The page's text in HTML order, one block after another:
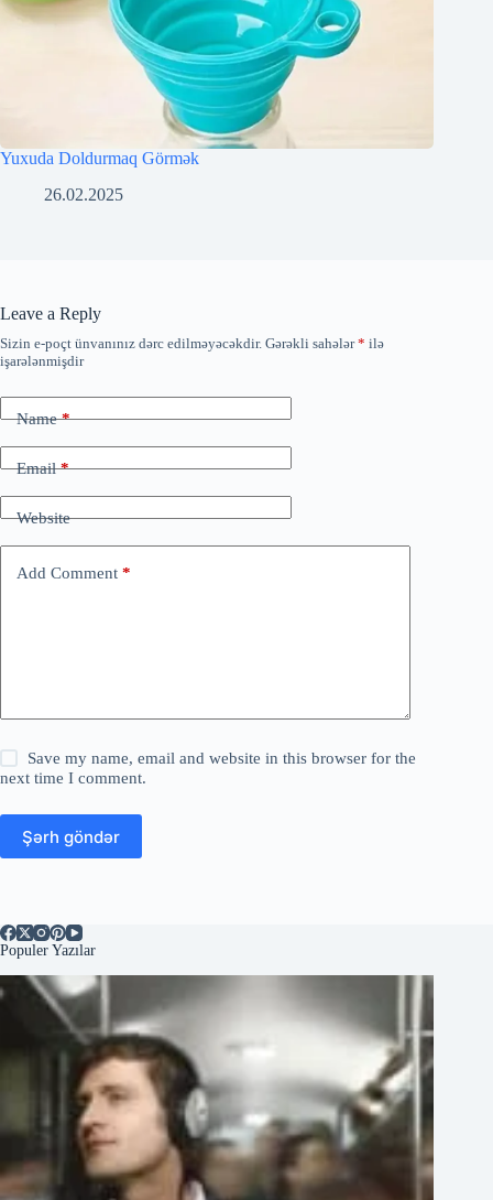
Yuxuda Doldurmaq Görmək
26.02.2025
Leave a Reply
Sizin e-poçt ünvanınız dərc edilməyəcəkdir. Gərəkli sahələr* ilə
işarələnmişdir
Name*
Email*
Website
Add Comment *
Save my name, email and website in this browser for the
next time I comment.
Şərh göndər
Populer Yazılar